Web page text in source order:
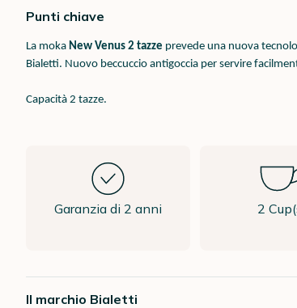
Punti chiave
La moka New Venus 2 tazze prevede una nuova
Bialetti. Nuovo beccuccio antigoccia per servire
Capacità 2 tazze.
Garanzia di 2 anni 2
Il marchio Bialetti